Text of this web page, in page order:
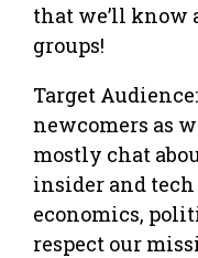
that we’ll know
groups!
Target
newcomers as
mostly chat
insider and tech
economics,
respect our